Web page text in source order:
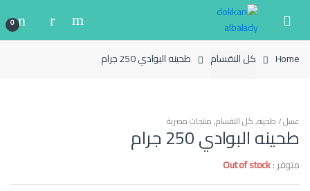
navigation
content
0
Home كل الاقسام طحينه البوادي 250 جرام
عسل / طحينه,كل الاقسام,منتجات مصرية
طحينه البوادي 250 جرام
متوفر :Out of stock